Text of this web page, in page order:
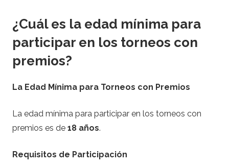
¿Cuál es la edad mínima para
participar en los torneos con
premios?
La Edad Mínima para Torneos con Premios
La edad mínima para participar en los torneos con
premios es de 18 años.
Requisitos de Participación